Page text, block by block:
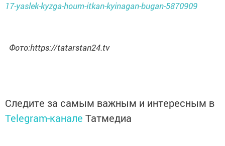
17-yaslek-kyzga-houm-itkan-kyinagan-bugan-5870909
Фото:https://tatarstan24.tv
Следите за самым важным и интересным в
Telegram-канале Татмедиа